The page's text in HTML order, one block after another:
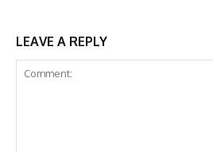
LEAVE A REPLY